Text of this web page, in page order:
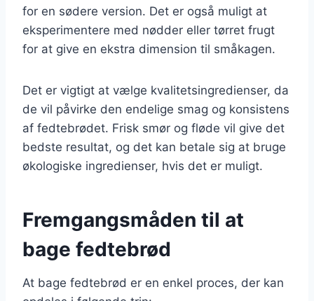
for en sødere version. Det er også muligt at
eksperimentere med nødder eller tørret frugt
for at give en ekstra dimension til småkagen.
Det er vigtigt at vælge kvalitetsingredienser, da
de vil påvirke den endelige smag og konsistens
af fedtebrødet. Frisk smør og fløde vil give det
bedste resultat, og det kan betale sig at bruge
økologiske ingredienser, hvis det er muligt.
Fremgangsmåden til at
bage fedtebrød
At bage fedtebrød er en enkel proces, der kan